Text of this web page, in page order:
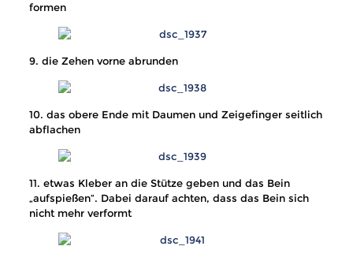
formen
9. die Zehen vorne abrunden
10. das obere Ende mit Daumen und Zeigefinger seitlich
abflachen
11. etwas Kleber an die Stütze geben und das Bein
„aufspießen“. Dabei darauf achten, dass das Bein sich
nicht mehr verformt